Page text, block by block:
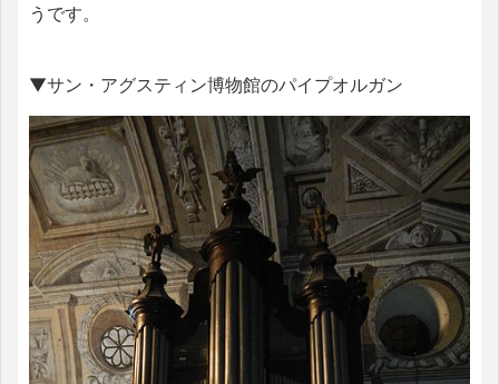
うです。
▼サン・アグスティン博物館のパイプオルガン